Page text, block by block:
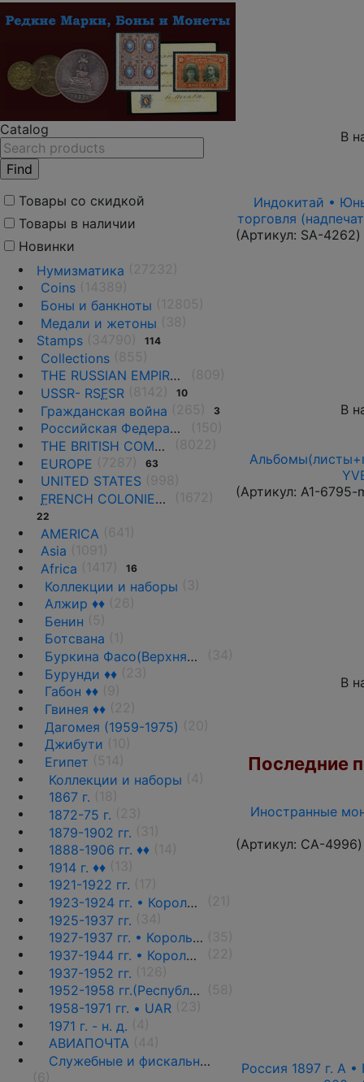
Catalog
Товары со скидкой
Товары в наличии
Новинки
Нумизматика
Coins
Боны и банкноты
Медали и жетоны
Stamps
114
Collections
THE RUSSIAN EMPIRE UNTIL 1917.
USSR- RSFSR 10
Гражданская война 3
Российская Федерация(1992 г.-н.д.)
THE BRITISH COMMONWEALTH
EUROPE
63
UNITED STATES
FRENCH COLONIES AND THE TERRITORIES
22
AMERICA
Asia
Africa
16
Коллекции и наборы
Алжир ♦♦
Бенин
Ботсвана
Буркина Фасо(Верхняя Вольта)
Бурунди ♦♦
Габон ♦♦
Гвинея ♦♦
Дагомея (1959-1975)
Джибути
Египет
Коллекции и наборы
1867 г.
1872-75 г.
1879-1902 гг.
1888-1906 гг. ♦♦
1914 г. ♦♦
1921-1922 гг.
1923-1924 гг. • Король Фуад(стандарт) ♦♦
1925-1937 гг.
1927-1937 гг. • Король Фуад(стандарт)
1937-1944 гг. • Король Фарук(стандарт) ♦♦
1937-1952 гг.
1952-1958 гг.(Республика)
1958-1971 гг. • UAR
1971 г. - н. д.
АВИАПОЧТА
Служебные и фискальные выпуски ♦♦
В
Индокитай •
торговля
(Артикул: SA-4262)
В
(Артикул: A1-6795-
В
Последние
Иностранные
(Артикул: CA-4996)
Россия 1897 г. А